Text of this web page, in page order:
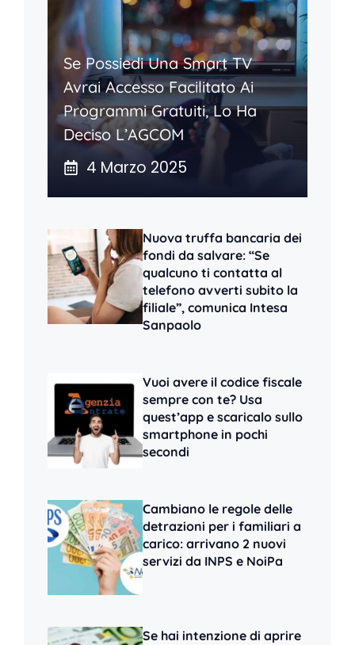
Se Possiedi Una Smart TV
Avrai Accesso Facilitato Ai
Programmi Gratuiti, Lo Ha
Deciso L’AGCOM
4 Marzo 2025
Nuova truffa bancaria dei
fondi da salvare: “Se
qualcuno ti contatta al
telefono avverti subito la
filiale”, comunica Intesa
Sanpaolo
Vuoi avere il codice fiscale
sempre con te? Usa
quest’app e scaricalo sullo
smartphone in pochi
secondi
Cambiano le regole delle
detrazioni per i familiari a
carico: arrivano 2 nuovi
servizi da INPS e NoiPa
Se hai intenzione di aprire